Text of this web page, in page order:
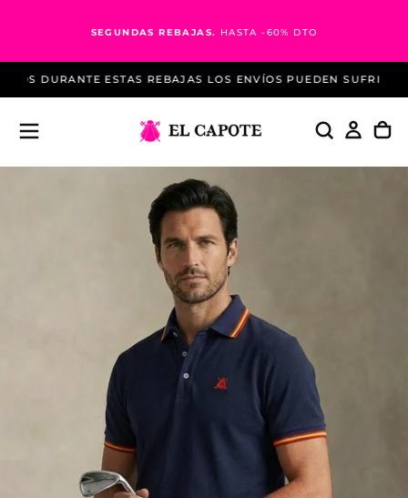
SEGUNDAS REBAJAS. HASTA -60% DTO
DURANTE ESTAS REBAJAS LOS ENVÍOS PUEDEN SUFRIR